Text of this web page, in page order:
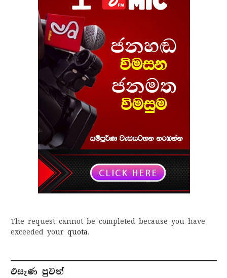
The request cannot be completed because you have
exceeded your quota.
එසැණ පුව​ත්